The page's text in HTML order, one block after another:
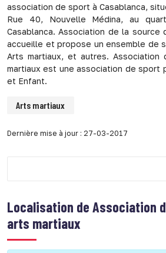
association de sport à Casablanca,
Rue 40, Nouvelle Médina, au
Casablanca. Association de la source
accueille et propose un ensemble de
Arts martiaux, et autres.
martiaux est une association de sport
et Enfant.
Arts martiaux
Dernière mise à jour : 27-03-2017
Localisation de Association
arts martiaux